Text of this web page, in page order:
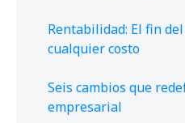
Rentabilidad: El fin
cualquier costo
Seis cambios que
empresarial